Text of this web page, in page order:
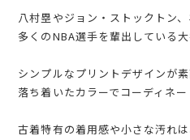
八村塁やジョン・ストックトン
多くのNBA選手を輩出している大
シンプルなプリントデザインが素
落ち着いたカラーでコーディネ
古着特有の着用感や小さな汚れ